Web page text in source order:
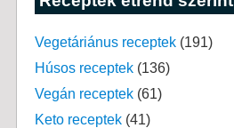
Vegetáriánus receptek(191)
Húsos receptek(136)
Vegán receptek(61)
Keto receptek(41)